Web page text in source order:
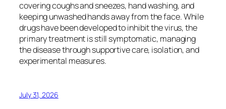
covering coughs and sneezes, hand washing, and
keeping unwashed hands away from the face. While
drugs have been developed to inhibit the virus, the
primary treatment is still symptomatic, managing
the disease through supportive care, isolation, and
experimental measures.
July 31, 2026